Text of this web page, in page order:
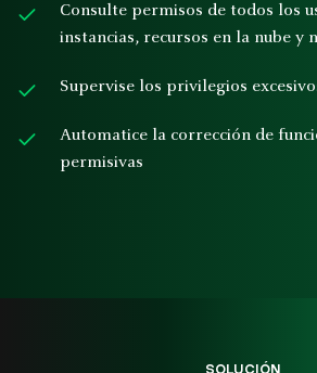
Consulte permisos de todos los
instancias, recursos en la nube y
Supervise los privilegios
Automatice la corrección de
permisivas
SOLUCIÓN